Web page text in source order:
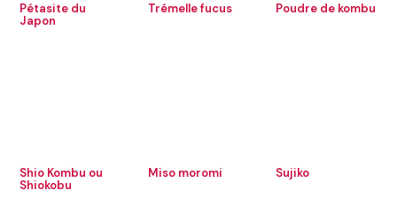
Pétasite du
Japon
Trémelle fucus Poudre de kombu
Shio Kombu ou
Shiokobu
Miso moromi Sujiko